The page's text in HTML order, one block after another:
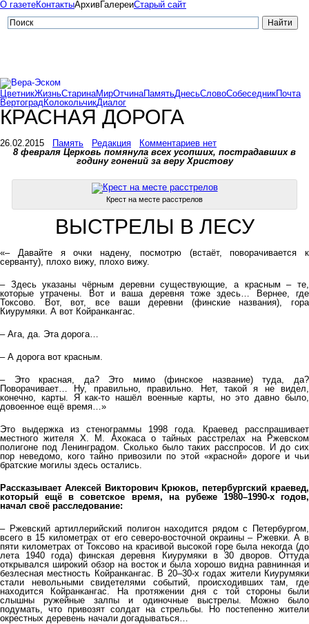
О газетеКонтактыАрхивГалереиСтарый сайт
ЦветникЖизньСтаринаМирОтчинаПамятьДнесьСловоСобеседникПочта
ВертоградКолокольчикДиалог
КРАСНАЯ ДОРОГА
26.02.2015 Память Редакция
Комментариев нет
8 февраля Церковь помянула всех усопших, пострадавших в
годину гонений за веру Христову
Крест на месте расстрелов
ВЫСТРЕЛЫ В ЛЕСУ
«– Давайте я очки надену, посмотрю (встаёт, поворачивается к
серванту), плохо вижу, плохо вижу.
– Здесь указаны чёрным деревни существующие, а красным – те,
которые утрачены. Вот и ваша деревня тоже здесь… Вернее, где
Токсово. Вот, вот, все ваши деревни (финские названия), гора
Киурумяки. А вот Койранкангас.
– Ага, да. Эта дорога…
– А дорога вот красным.
– Это красная, да? Это мимо (финское название) туда, да?
Поворачивает… Ну, правильно, правильно. Нет, такой я не видел,
конечно, карты. Я как-то нашёл военные карты, но это давно было,
довоенное ещё время…»
Это выдержка из стенограммы 1998 года. Краевед расспрашивает
местного жителя Х. М. Ахокаса о тайных расстрелах на Ржевском
полигоне под Ленинградом. Сколько было таких расспросов. И до сих
пор неведомо, кого тайно привозили по этой «красной» дороге и чьи
братские могилы здесь остались.
Рассказывает Алексей Викторович Крюков, петербургский краевед,
который ещё в советское время, на рубеже 1980–1990-х годов,
начал своё расследование:
– Ржевский артиллерийский полигон находится рядом с Петербургом,
всего в 15 километрах от его северо-восточной окраины – Ржевки. А в
пяти километрах от Токсово на красивой высокой горе была некогда (до
лета 1940 года) финская деревня Киурумяки в 30 дворов. Оттуда
открывался широкий обзор на восток и была хорошо видна равнинная и
безлесная местность Койранкангас. В 20–30-х годах жители Киурумяки
стали невольными свидетелями событий, происходивших там, где
находится Койранкангас. На протяжении дня с той стороны были
слышны ружейные залпы и одиночные выстрелы. Можно было
подумать, что привозят солдат на стрельбы. Но постепенно жители
окрестных деревень начали догадываться…